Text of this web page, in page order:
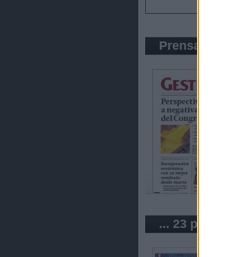
Prensa
... 23